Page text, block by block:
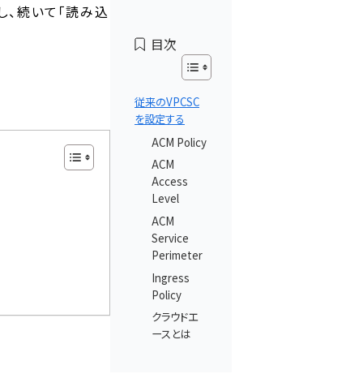
続いて「読み込
目次
従来のVPCSC
を設定する
ACM Policy
ACM
Access
Level
ACM
Service
Perimeter
Ingress
Policy
クラウドエ
ースとは